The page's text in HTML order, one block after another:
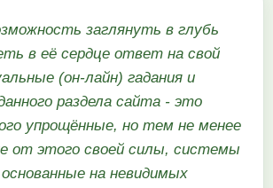
заглянуть в глубь
в её сердце ответ на свой
(он-лайн) гадания и
раздела сайта - это
упрощённые, но тем не менее
от этого своей силы, системы
основанные на невидимых